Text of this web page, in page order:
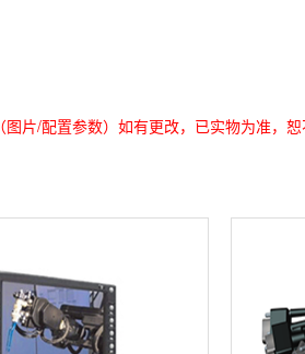
片/配置参数）如有更改，已实物为准，